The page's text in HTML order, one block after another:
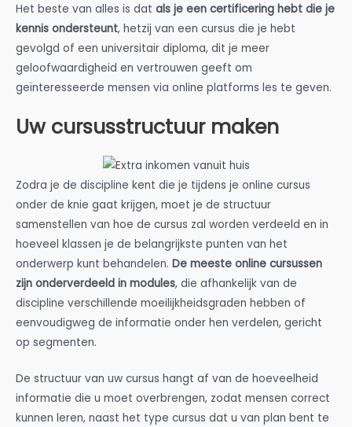
Het beste van alles is dat als je een certificering hebt die je
kennis ondersteunt, hetzij van een cursus die je hebt
gevolgd of een universitair diploma, dit je meer
geloofwaardigheid en vertrouwen geeft om
geïnteresseerde mensen via online platforms les te geven.
Uw cursusstructuur maken
Zodra je de discipline kent die je tijdens je online cursus
onder de knie gaat krijgen, moet je de structuur
samenstellen van hoe de cursus zal worden verdeeld en in
hoeveel klassen je de belangrijkste punten van het
onderwerp kunt behandelen. De meeste online cursussen
zijn onderverdeeld in modules, die afhankelijk van de
discipline verschillende moeilijkheidsgraden hebben of
eenvoudigweg de informatie onder hen verdelen, gericht
op segmenten.
De structuur van uw cursus hangt af van de hoeveelheid
informatie die u moet overbrengen, zodat mensen correct
kunnen leren, naast het type cursus dat u van plan bent te